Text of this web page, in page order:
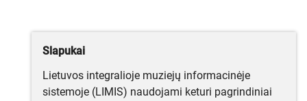
Slapukai
Lietuvos integralioje muziejų informacinėje
sistemoje (LIMIS) naudojami keturi pagrindiniai